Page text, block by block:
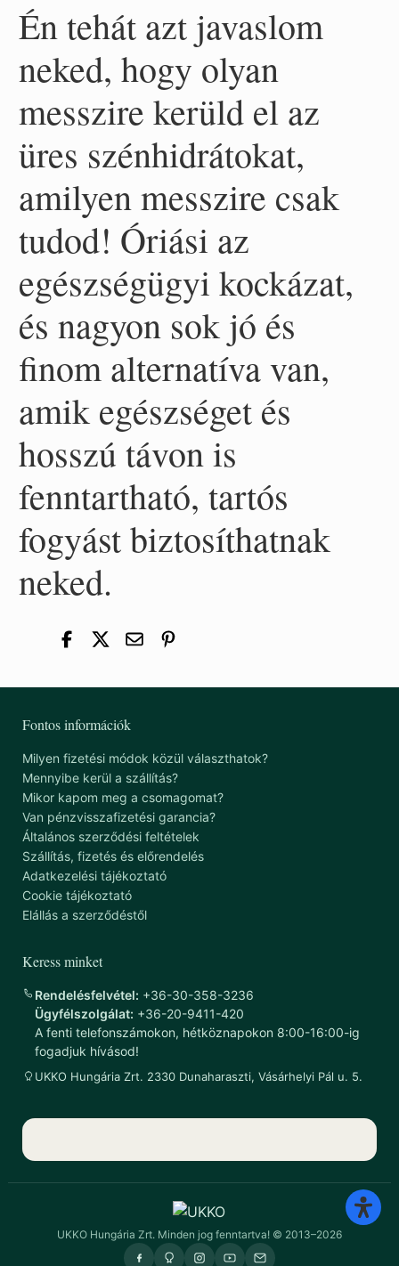
Én tehát azt javaslom
neked, hogy olyan
messzire kerüld el az
üres szénhidrátokat,
amilyen messzire csak
tudod! Óriási az
egészségügyi kockázat,
és nagyon sok jó és
finom alternatíva van,
amik egészséget és
hosszú távon is
fenntartható, tartós
fogyást biztosíthatnak
neked.
Fontos információk
Milyen fizetési módok közül választhatok?
Mennyibe kerül a szállítás?
Mikor kapom meg a csomagomat?
Van pénzvisszafizetési garancia?
Általános szerződési feltételek
Szállítás, fizetés és előrendelés
Adatkezelési tájékoztató
Cookie tájékoztató
Elállás a szerződéstől
Keress minket
Rendelésfelvétel: +36-30-358-3236
Ügyfélszolgálat: +36-20-9411-420
A fenti telefonszámokon, hétköznapokon 8:00-16:00-ig
fogadjuk hívásod!
UKKO Hungária Zrt. 2330 Dunaharaszti, Vásárhelyi Pál u. 5.
UKKO Hungária Zrt. Minden jog fenntartva! © 2013–2026